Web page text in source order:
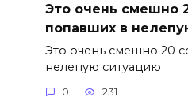
Это очень смешно
попавших в
Это очень смешно 20
нелепую ситуацию
0 231